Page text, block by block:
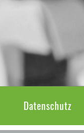
Datenschutz